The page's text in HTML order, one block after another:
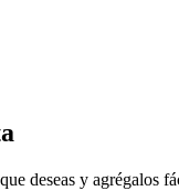
deseas y agrégalos